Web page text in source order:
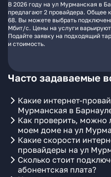
В 2026 году на ул Мурманская в
предлагают 2 провайдера. Общее
68. Вы можете выбрать
Мбит/с. Цены на услуги
Подайте заявку на подходящий
и стоимость.
Часто задаваемые
Какие интернет-
Мурманская в
Как проверить, можно
моем доме на ул
Какие скорости
провайдеры на ул
Сколько стоит
абонентская плата?